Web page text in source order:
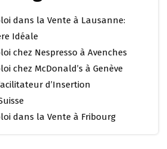
dans la Vente à Lausanne:
Idéale
chez Nespresso à Avenches
chez McDonald’s à Genève
d’Insertion
dans la Vente à Fribourg